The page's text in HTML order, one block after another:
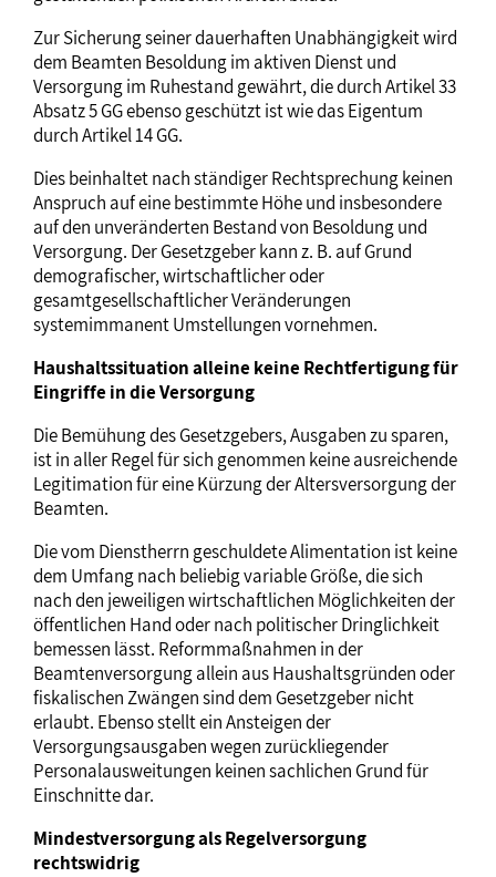
Zur Sicherung seiner dauerhaften Unabhängigkeit wird
dem Beamten Besoldung im aktiven Dienst und
Versorgung im Ruhestand gewährt, die durch Artikel 33
Absatz 5 GG ebenso geschützt ist wie das Eigentum
durch Artikel 14 GG.
Dies beinhaltet nach ständiger Rechtsprechung keinen
Anspruch auf eine bestimmte Höhe und insbesondere
auf den unveränderten Bestand von Besoldung und
Versorgung. Der Gesetzgeber kann z. B. auf Grund
demografischer, wirtschaftlicher oder
gesamtgesellschaftlicher Veränderungen
systemimmanent Umstellungen vornehmen.
Haushaltssituation alleine keine Rechtfertigung für
Eingriffe in die Versorgung
Die Bemühung des Gesetzgebers, Ausgaben zu sparen,
ist in aller Regel für sich genommen keine ausreichende
Legitimation für eine Kürzung der Altersversorgung der
Beamten.
Die vom Dienstherrn geschuldete Alimentation ist keine
dem Umfang nach beliebig variable Größe, die sich
nach den jeweiligen wirtschaftlichen Möglichkeiten der
öffentlichen Hand oder nach politischer Dringlichkeit
bemessen lässt. Reformmaßnahmen in der
Beamtenversorgung allein aus Haushaltsgründen oder
fiskalischen Zwängen sind dem Gesetzgeber nicht
erlaubt. Ebenso stellt ein Ansteigen der
Versorgungsausgaben wegen zurückliegender
Personalausweitungen keinen sachlichen Grund für
Einschnitte dar.
Mindestversorgung als Regelversorgung
rechtswidrig